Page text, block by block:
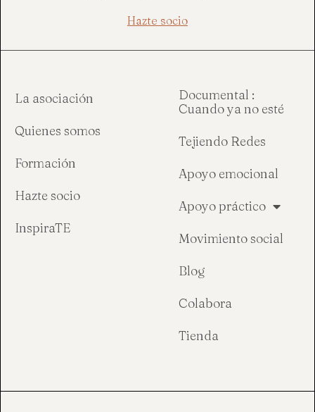
Hazte socio
La asociación
Quienes somos
Formación
Hazte socio
InspiraTE
Documental :
Cuando ya no esté
Tejiendo Redes
Apoyo emocional
Apoyo práctico
Movimiento social
Blog
Colabora
Tienda